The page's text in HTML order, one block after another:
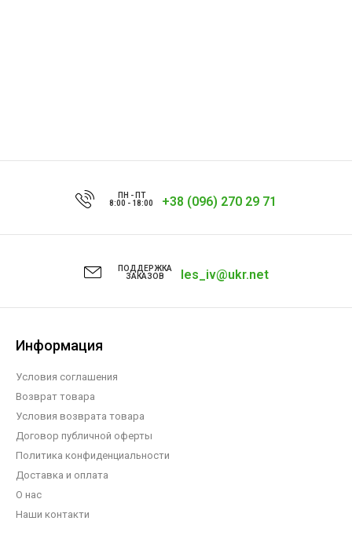
ПН - ПТ
8:00 - 18:00
+38 (096) 270 29 71
ПОДДЕРЖКА
ЗАКАЗОВ
les_iv@ukr.net
Информация
Условия соглашения
Возврат товара
Условия возврата товара
Договор публичной оферты
Политика конфиденциальности
Доставка и оплата
О нас
Наши контакти